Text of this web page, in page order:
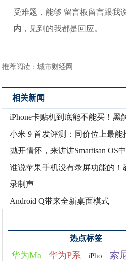
受难题，能够 留言板留言跟我
内 ，见到的我都是回应。
推荐阅读：城市财经网
相关新闻
iPhone卡贴机到底能不能买！黑
小米 9 首发评测：同价位上最能
抛开情怀，来讲讲Smartisan OS
谁说苹果手机没有录屏功能的
录制声
Android Q带来全新桌面模式
热点标签
华为Ma 华为P系 iPho 索